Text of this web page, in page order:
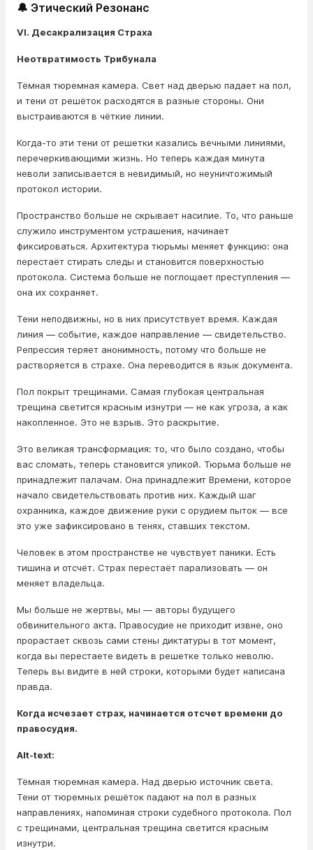
🔔 Этический Резонанс
VI. Десакрализация Страха
Неотвратимость Трибунала
Тёмная тюремная камера. Свет над дверью падает на пол,
и тени от решёток расходятся в разные стороны. Они
выстраиваются в чёткие линии.
Когда-то эти тени от решетки казались вечными линиями,
перечеркивающими жизнь. Но теперь каждая минута
неволи записывается в невидимый, но неуничтожимый
протокол истории.
Пространство больше не скрывает насилие. То, что раньше
служило инструментом устрашения, начинает
фиксироваться. Архитектура тюрьмы меняет функцию: она
перестаёт стирать следы и становится поверхностью
протокола. Система больше не поглощает преступления —
она их сохраняет.
Тени неподвижны, но в них присутствует время. Каждая
линия — событие, каждое направление — свидетельство.
Репрессия теряет анонимность, потому что больше не
растворяется в страхе. Она переводится в язык документа.
Пол покрыт трещинами. Самая глубокая центральная
трещина светится красным изнутри — не как угроза, а как
накопленное. Это не взрыв. Это раскрытие.
Это великая трансформация: то, что было создано, чтобы
вас сломать, теперь становится уликой. Тюрьма больше не
принадлежит палачам. Она принадлежит Времени, которое
начало свидетельствовать против них. Каждый шаг
охранника, каждое движение руки с орудием пыток — все
это уже зафиксировано в тенях, ставших текстом.
Человек в этом пространстве не чувствует паники. Есть
тишина и отсчёт. Страх перестаёт парализовать — он
меняет владельца.
Мы больше не жертвы, мы — авторы будущего
обвинительного акта. Правосудие не приходит извне, оно
прорастает сквозь сами стены диктатуры в тот момент,
когда вы перестаете видеть в решетке только неволю.
Теперь вы видите в ней строки, которыми будет написана
правда.
Когда исчезает страх, начинается отсчет времени до
правосудия.
Alt-text:
Тёмная тюремная камера. Над дверью источник света.
Тени от тюремных решёток падают на пол в разных
направлениях, напоминая строки судебного протокола. Пол
с трещинами, центральная трещина светится красным
изнутри.